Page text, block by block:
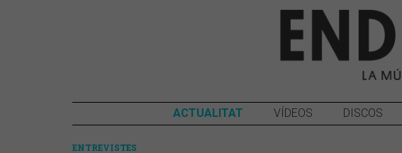
ACTUALITAT VÍDEOS DISCOS
ENTREVISTES